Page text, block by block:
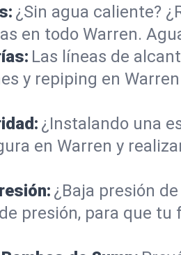
¿Sin agua caliente?
en todo Warren.
Las líneas de
y repiping en
¿Instalando una
en Warren y
¿Baja presión
presión, para que